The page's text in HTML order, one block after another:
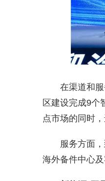
在渠道和
区建设完成9个
点市场的同时
服务方面
海外备件中心